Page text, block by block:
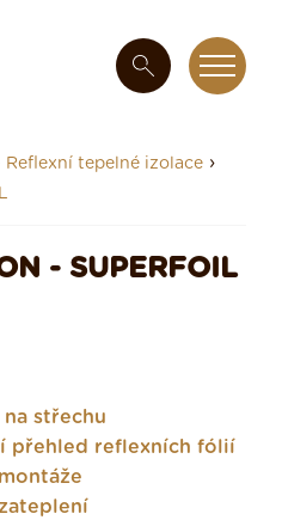
Reflexní tepelné izolace ›
- SUPERFOIL
střechu
přehled reflexních fólií